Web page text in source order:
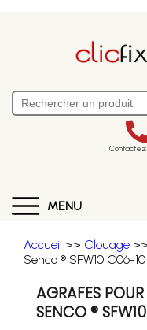
MENU
Accueil >> Clouage
Senco ® SFW10 C06-10
AGRAFES
SENCO ®